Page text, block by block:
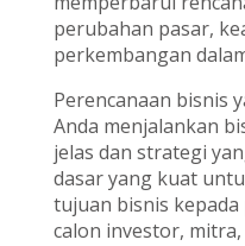
perubahan pasar,
perkembangan
Perencanaan bisnis
Anda menjalankan
jelas dan strategi
dasar yang kuat
tujuan bisnis
calon investor,